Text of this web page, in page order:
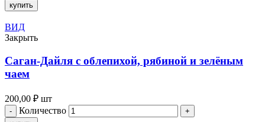
купить
ВИД
Закрыть
Саган-Дайля с облепихой, рябиной и зелёным
чаем
200,00 ₽ шт
Количество